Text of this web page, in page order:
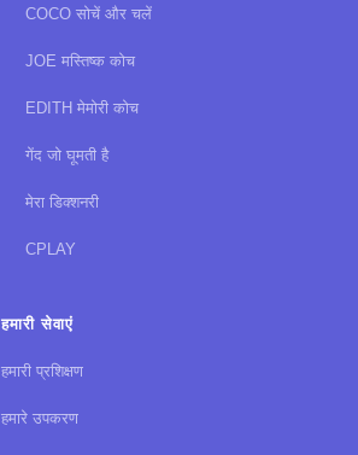
COCO सोचें और चलें
JOE मस्तिष्क कोच
EDITH मेमोरी कोच
गेंद जो घूमती है
मेरा डिक्शनरी
CPLAY
हमारी सेवाएं
हमारी प्रशिक्षण
हमारे उपकरण